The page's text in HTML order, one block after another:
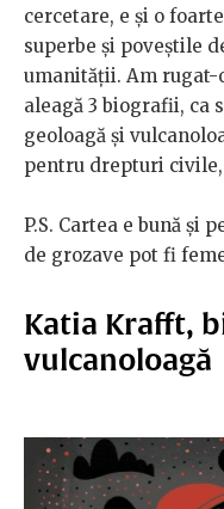
cercetare, e și o
superbe și poveștile
umanității. Am rugat-
aleagă 3 biografii, ca
geoloagă și
pentru drepturi civile,
P.S. Cartea e bună și
de grozave pot fi
Katia Krafft,
vulcanoloagă